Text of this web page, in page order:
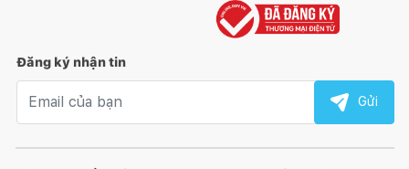
Đăng ký nhận tin
Gửi